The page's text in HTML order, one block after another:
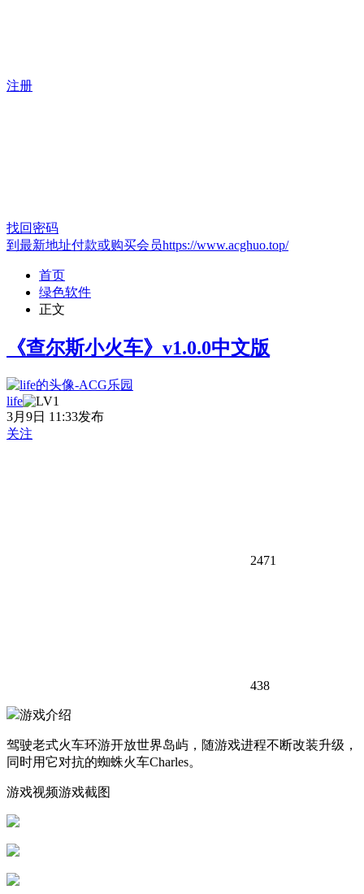
注册
找回密码
到最新地址付款或购买会员https://www.acghuo.top/
首页
绿色软件
正文
《查尔斯小火车》v1.0.0中文版
life
3月9日 11:33发布
关注
2471
438
游戏介绍
驾驶老式火车环游开放世界岛屿，随游戏进程不断改装升级，
同时用它对抗的蜘蛛火车Charles。
游戏视频游戏截图